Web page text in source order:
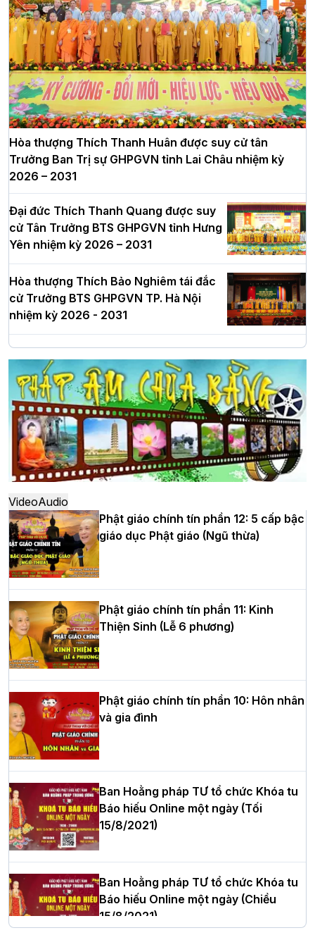
Hòa thượng Thích Thanh Huân được suy cử tân
Trưởng Ban Trị sự GHPGVN tỉnh Lai Châu nhiệm kỳ
2026 – 2031
Đại đức Thích Thanh Quang được suy
cử Tân Trưởng BTS GHPGVN tỉnh Hưng
Yên nhiệm kỳ 2026 – 2031
Hòa thượng Thích Bảo Nghiêm tái đắc
cử Trưởng BTS GHPGVN TP. Hà Nội
nhiệm kỳ 2026 - 2031
Hà Nội: Long trọng lễ khởi công xây
dựng Trung tâm văn hóa Phật giáo Thủ
đô
Hà Nội: Ngày tu học cuối cùng khép lại
khóa sinh hoạt Phật pháp mùa hè lần
thứ XIV tại chùa Bằng
Học yêu thương trong ngày tu tập thứ
tư của Khóa sinh hoạt Phật pháp mùa
hè tại chùa Bằng
HT.Thích Thọ Lạc được suy cử làm tân
Trưởng BTS GHPGVN tỉnh Nghệ An
Hòa thượng Thích Quảng Tùng tái đắc
cử Trưởng BTS GHPGVN thành phố Hải
Phòng nhiệm kỳ 2026 – 2031
Thượng tọa Thích Tâm Chính được suy
cử tân Trưởng ban Trị sự GHPGVN tỉnh
Hà Nội: Tăng Ni Trường hạ Bồ Đề trang
VideoAudio
Phật giáo chính tín phần 12: 5 cấp bậc
giáo dục Phật giáo (Ngũ thừa)
Phật giáo chính tín phần 11: Kinh
Thiện Sinh (Lễ 6 phương)
Phật giáo chính tín phần 10: Hôn nhân
và gia đình
Ban Hoằng pháp TƯ tổ chức Khóa tu
Báo hiếu Online một ngày (Tối
15/8/2021)
Ban Hoằng pháp TƯ tổ chức Khóa tu
Báo hiếu Online một ngày (Chiều
15/8/2021)